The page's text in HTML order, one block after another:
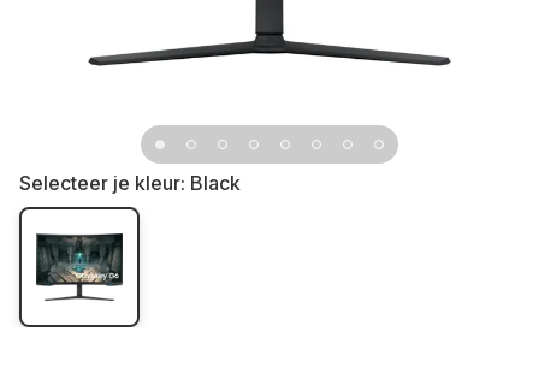
Selecteer je kleur: Black